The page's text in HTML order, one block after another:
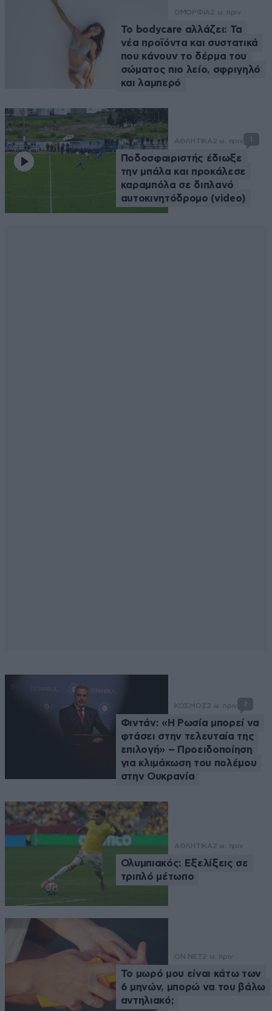
ΟΜΟΡΦΙΑ2 ω. πριν
Το bodycare αλλάζει: Τα
νέα προϊόντα και συστατικά
που κάνουν το δέρμα του
σώματος πιο λείο, σφριγηλό
και λαμπερό
ΑΘΛΗΤΙΚΑ2 ω. πριν 1
Ποδοσφαιριστής έδιωξε
την μπάλα και προκάλεσε
καραμπόλα σε διπλανό
αυτοκινητόδρομο (video)
ΚΟΣΜΟΣ2 ω. πριν 2
Φιντάν: «Η Ρωσία μπορεί να
φτάσει στην τελευταία της
επιλογή» – Προειδοποίηση
για κλιμάκωση του πολέμου
στην Ουκρανία
ΑΘΛΗΤΙΚΑ2 ω. πριν
Ολυμπιακός: Εξελίξεις σε
τριπλό μέτωπο
ON NET2 ω. πριν
Το μωρό μου είναι κάτω των
6 μηνών, μπορώ να του βάλω
αντηλιακό;